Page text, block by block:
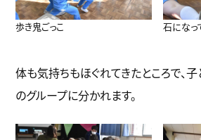
歩き鬼ごっこ 石になっ
体も気持ちもほぐれてきたところで、
のグループに分かれます。